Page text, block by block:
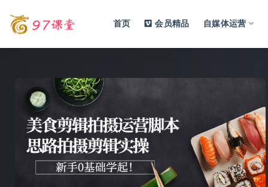
首页 会员精品 自媒体运营